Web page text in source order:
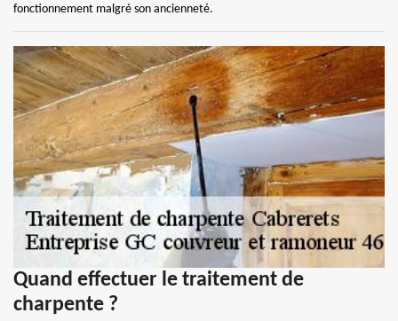
fonctionnement malgré son ancienneté.
Quand effectuer le traitement de
charpente ?